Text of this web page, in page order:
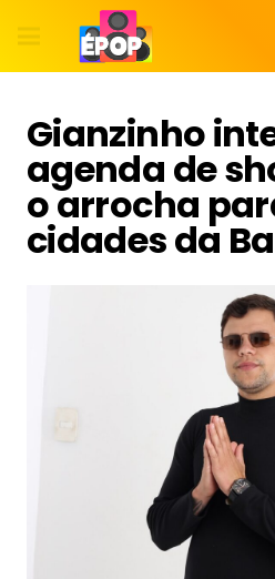
Gianzinho
agenda de
o arrocha
cidades da